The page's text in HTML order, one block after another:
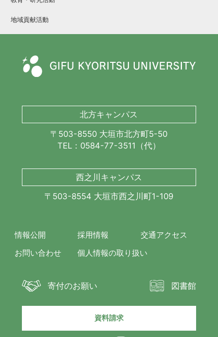
地域貢献活動
北方キャンパス
〒503-8550 大垣市北方町5-50
TEL：0584-77-3511（代）
西之川キャンパス
〒503-8554 大垣市西之川町1-109
情報公開 採用情報
交通アクセス
お問い合わせ
個人情報の取り扱い
寄付のお願い 図書館
資料請求